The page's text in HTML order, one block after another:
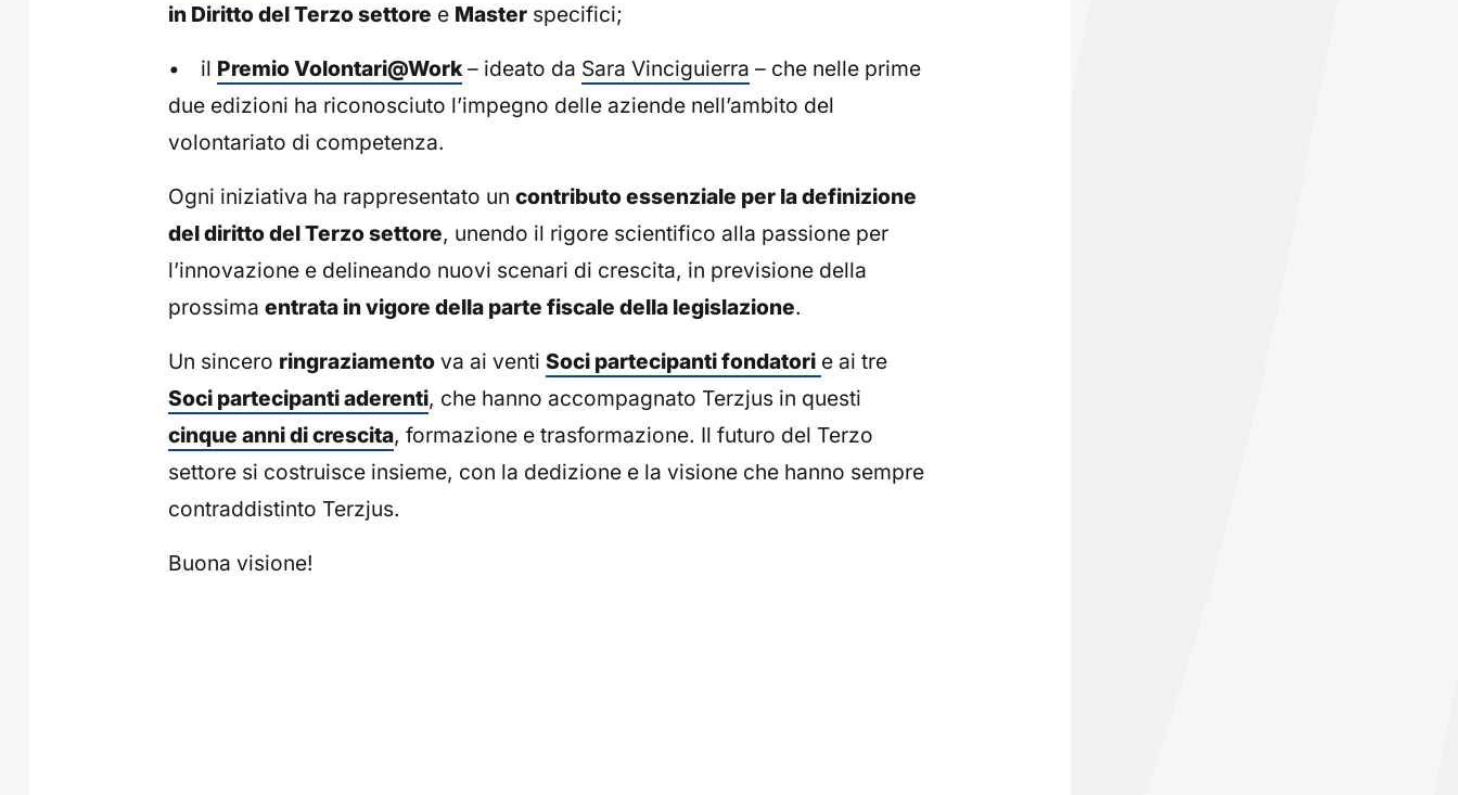
in Diritto del Terzo settore e Master specifici;
• il Premio Volontari@Work – ideato da Sara Vinciguierra – che nelle prime
due edizioni ha riconosciuto l’impegno delle aziende nell’ambito del
volontariato di competenza.
Ogni iniziativa ha rappresentato un contributo essenziale per la definizione
del diritto del Terzo settore, unendo il rigore scientifico alla passione per
l’innovazione e delineando nuovi scenari di crescita, in previsione della
prossima entrata in vigore della parte fiscale della legislazione.
Un sincero ringraziamento va ai venti Soci partecipanti fondatori e ai tre
Soci partecipanti aderenti, che hanno accompagnato Terzjus in questi
cinque anni di crescita, formazione e trasformazione. Il futuro del Terzo
settore si costruisce insieme, con la dedizione e la visione che hanno sempre
contraddistinto Terzjus.
Buona visione!